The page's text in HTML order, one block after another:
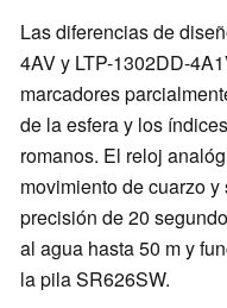
Las diferencias de
4AV y LTP-1302DD-
marcadores
de la esfera y los
romanos. El reloj
movimiento de cuarzo
precisión de 20
al agua hasta 50 m y
la pila SR626SW.